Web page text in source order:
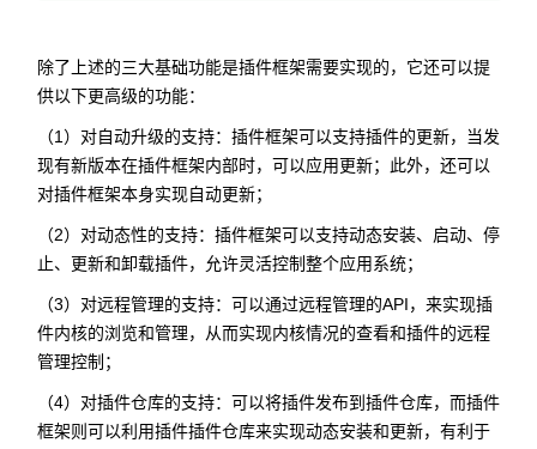
除了上述的三大基础功能是插件框架需要实现的，它还可以提
供以下更高级的功能：
（1）对自动升级的支持：插件框架可以支持插件的更新，当发
现有新版本在插件框架内部时，可以应用更新；此外，还可以
对插件框架本身实现自动更新；
（2）对动态性的支持：插件框架可以支持动态安装、启动、停
止、更新和卸载插件，允许灵活控制整个应用系统；
（3）对远程管理的支持：可以通过远程管理的API，来实现插
件内核的浏览和管理，从而实现内核情况的查看和插件的远程
管理控制；
（4）对插件仓库的支持：可以将插件发布到插件仓库，而插件
框架则可以利用插件插件仓库来实现动态安装和更新，有利于